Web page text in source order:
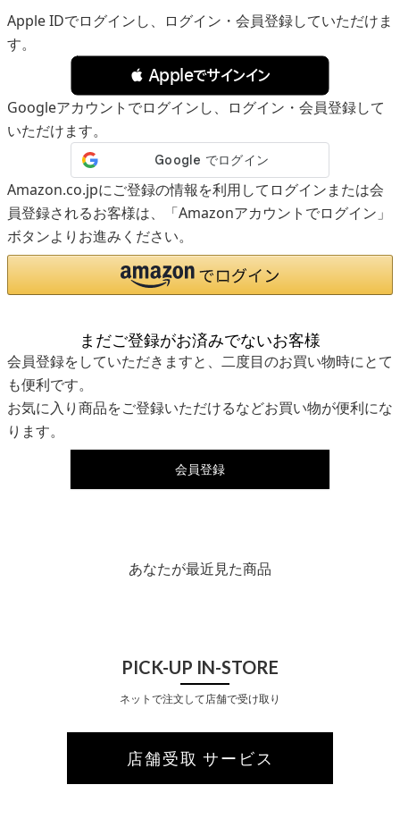
Apple IDでログインし、ログイン・会員登録していただけま
す。
 Appleでサインイン
Googleアカウントでログインし、ログイン・会員登録して
いただけます。
Amazon.co.jpにご登録の情報を利用してログインまたは会
員登録されるお客様は、「Amazonアカウントでログイン」
ボタンよりお進みください。
まだご登録がお済みでないお客様
会員登録をしていただきますと、二度目のお買い物時にとて
も便利です。
お気に入り商品をご登録いただけるなどお買い物が便利にな
ります。
会員登録
あなたが最近見た商品
PICK-UP IN-STORE
ネットで注文して店舗で受け取り
店舗受取 サービス